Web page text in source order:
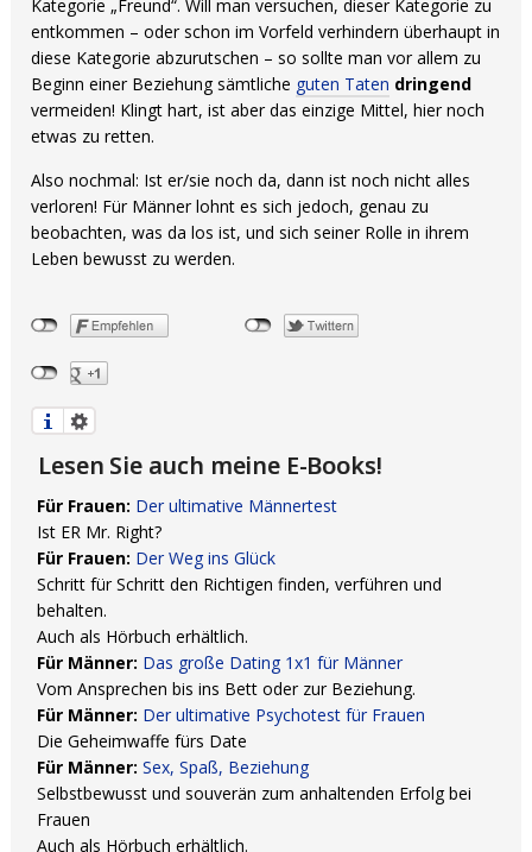
Kategorie „Freund“. Will man versuchen, dieser Kategorie zu
entkommen – oder schon im Vorfeld verhindern überhaupt in
diese Kategorie abzurutschen – so sollte man vor allem zu
Beginn einer Beziehung sämtliche guten Taten dringend
vermeiden! Klingt hart, ist aber das einzige Mittel, hier noch
etwas zu retten.
Also nochmal: Ist er/sie noch da, dann ist noch nicht alles
verloren! Für Männer lohnt es sich jedoch, genau zu
beobachten, was da los ist, und sich seiner Rolle in ihrem
Leben bewusst zu werden.
Lesen Sie auch meine E-Books!
Für Frauen: Der ultimative Männertest
Ist ER Mr. Right?
Für Frauen: Der Weg ins Glück
Schritt für Schritt den Richtigen finden, verführen und
behalten.
Auch als Hörbuch erhältlich.
Für Männer: Das große Dating 1x1 für Männer
Vom Ansprechen bis ins Bett oder zur Beziehung.
Für Männer: Der ultimative Psychotest für Frauen
Die Geheimwaffe fürs Date
Für Männer: Sex, Spaß, Beziehung
Selbstbewusst und souverän zum anhaltenden Erfolg bei
Frauen
Auch als Hörbuch erhältlich.